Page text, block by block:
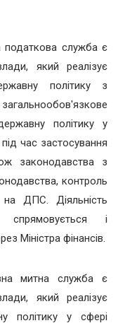
служба є
який реалізує
політику з
політику у
час застосування
законодавства з
контроль
ДПС. Діяльність
і
Міністра фінансів.
митна служба є
який реалізує
політику у сфері